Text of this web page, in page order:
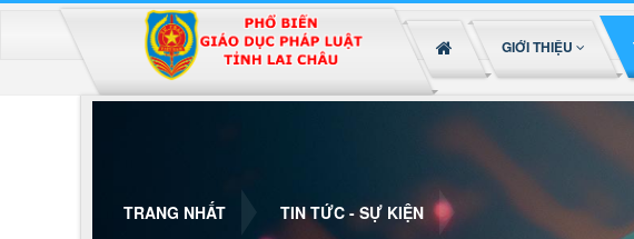
GIỚI THIỆU
TRANG NHẤT TIN TỨC - SỰ KIỆN
Đã kết nối EMC